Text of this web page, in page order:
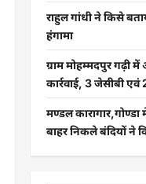
राहुल गांधी ने किसे
हंगामा
ग्राम मोहम्मदपुर गढ़ी
कार्रवाई, 3 जेसीबी एवं
मण्डल
बाहर निकले बंदियों ने